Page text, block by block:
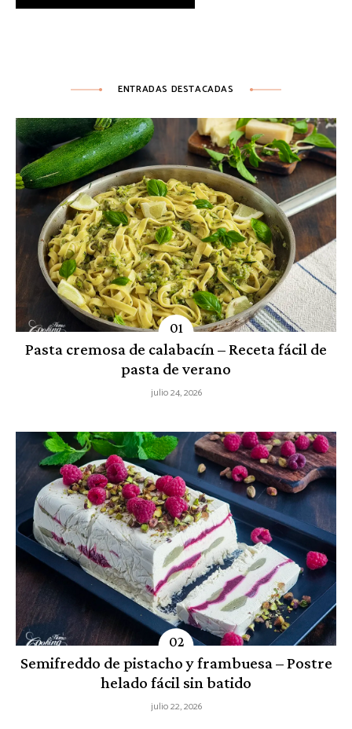
ENTRADAS DESTACADAS
Pasta cremosa de calabacín – Receta fácil de
pasta de verano
julio 24, 2026
Semifreddo de pistacho y frambuesa – Postre
helado fácil sin batido
julio 22, 2026